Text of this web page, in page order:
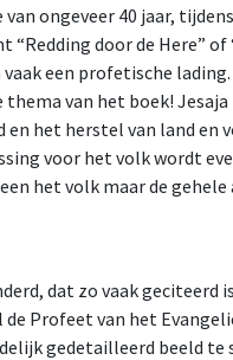
ongeveer 40 jaar,
“Redding door de Here” of
een profetische
van het boek!
en het herstel van land en
voor het volk wordt
het volk maar de gehele
dat zo vaak geciteerd
Profeet van het
gedetailleerd beeld te